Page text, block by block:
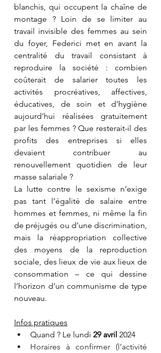
blanchis, qui occupent la chaîne de
montage ? Loin de se limiter au
travail invisible des femmes au sein
du foyer, Federici met en avant la
centralité du travail consistant à
reproduire la société : combien
coûterait de salarier toutes les
activités procréatives, affectives,
éducatives, de soin et d’hygiène
aujourd’hui réalisées gratuitement
par les femmes ? Que resterait-il des
profits des entreprises si elles
devaient contribuer au
renouvellement quotidien de leur
masse salariale ?
La lutte contre le sexisme n’exige
pas tant l’égalité de salaire entre
hommes et femmes, ni même la fin
de préjugés ou d’une discrimination,
mais la réappropriation collective
des moyens de la reproduction
sociale, des lieux de vie aux lieux de
consommation – ce qui dessine
l’horizon d’un communisme de type
nouveau.
Infos pratiques
Quand ? Le lundi 29 avril 2024
Horaires à confirmer (l’activité